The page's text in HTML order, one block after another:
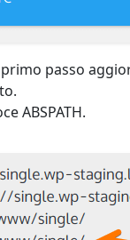
passo
ABSPATH.